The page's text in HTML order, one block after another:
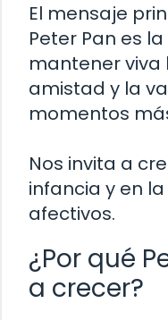
El mensaje
Peter Pan es
mantener viva
amistad y la
momentos
Nos invita a
infancia y en
afectivos.
¿Por qué
a crecer?